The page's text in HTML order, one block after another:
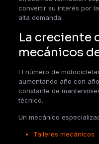
convertir su interés por
alta demanda.
La creciente
mecánicos
El número de
aumentando año con
constante de
técnico.
Un mecánico
Talleres mecánicos